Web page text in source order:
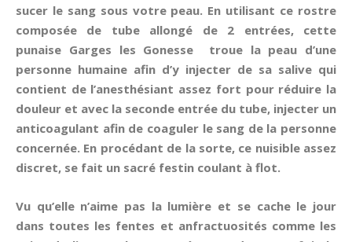
sucer le sang sous votre peau. En utilisant ce rostre
composée de tube allongé de 2 entrées, cette
punaise Garges les Gonesse troue la peau d’une
personne humaine afin d’y injecter de sa salive qui
contient de l’anesthésiant assez fort pour réduire la
douleur et avec la seconde entrée du tube, injecter un
anticoagulant afin de coaguler le sang de la personne
concernée. En procédant de la sorte, ce nuisible assez
discret, se fait un sacré festin coulant à flot.
Vu qu’elle n’aime pas la lumière et se cache le jour
dans toutes les fentes et anfractuosités comme les